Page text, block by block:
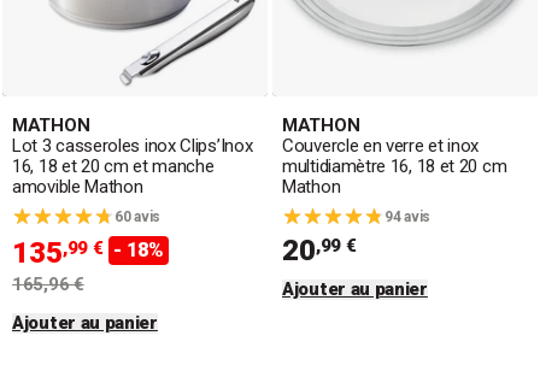
MATHON
Lot 3 casseroles inox Clips’Inox
16, 18 et 20 cm et manche
amovible Mathon
60 avis
135,99 € - 18%
165,96 €
Ajouter au panier
MATHON
Couvercle en verre et inox
multidiamètre 16, 18 et 20 cm
Mathon
94 avis
20,99 €
Ajouter au panier